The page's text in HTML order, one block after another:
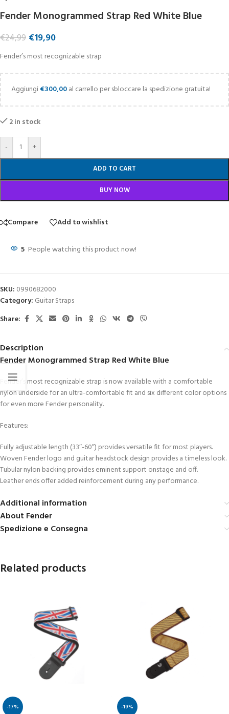
Fender Monogrammed Strap Red White Blue
€24,99 €19,90
Fender’s most recognizable strap
Aggiungi€300,00al carrello per sbloccare la spedizione gratuita!
2 in stock
- +
ADD TO CART
BUY NOW
Compare Add to wishlist
5 People watching this product now!
SKU: 0990682000
Category: Guitar Straps
Share:
Description
Fender Monogrammed Strap Red White Blue
Fender’s most recognizable strap is now available with a comfortable
nylon underside for an ultra-comfortable fit and six different color options
for even more Fender personality.
Features:
Fully adjustable length (33″-60″) provides versatile fit for most players.
Woven Fender logo and guitar headstock design provides a timeless look.
Tubular nylon backing provides eminent support onstage and off.
Leather ends offer added reinforcement during any performance.
Additional information
About Fender
Spedizione e Consegna
Related products
-17% -19%